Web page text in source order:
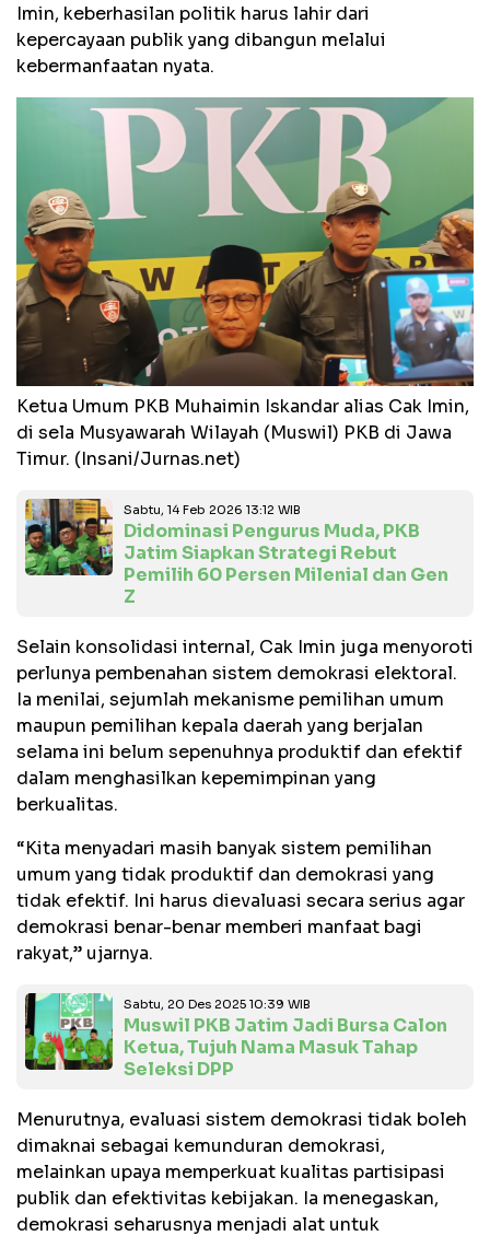
Imin, keberhasilan politik harus lahir dari
kepercayaan publik yang dibangun melalui
kebermanfaatan nyata.
Ketua Umum PKB Muhaimin Iskandar alias Cak Imin,
di sela Musyawarah Wilayah (Muswil) PKB di Jawa
Timur. (Insani/Jurnas.net)
Sabtu, 14 Feb 2026 13:12 WIB
Didominasi Pengurus Muda, PKB
Jatim Siapkan Strategi Rebut
Pemilih 60 Persen Milenial dan Gen
Z
Selain konsolidasi internal, Cak Imin juga menyoroti
perlunya pembenahan sistem demokrasi elektoral.
Ia menilai, sejumlah mekanisme pemilihan umum
maupun pemilihan kepala daerah yang berjalan
selama ini belum sepenuhnya produktif dan efektif
dalam menghasilkan kepemimpinan yang
berkualitas.
“Kita menyadari masih banyak sistem pemilihan
umum yang tidak produktif dan demokrasi yang
tidak efektif. Ini harus dievaluasi secara serius agar
demokrasi benar-benar memberi manfaat bagi
rakyat,” ujarnya.
Sabtu, 20 Des 2025 10:39 WIB
Muswil PKB Jatim Jadi Bursa Calon
Ketua, Tujuh Nama Masuk Tahap
Seleksi DPP
Menurutnya, evaluasi sistem demokrasi tidak boleh
dimaknai sebagai kemunduran demokrasi,
melainkan upaya memperkuat kualitas partisipasi
publik dan efektivitas kebijakan. Ia menegaskan,
demokrasi seharusnya menjadi alat untuk